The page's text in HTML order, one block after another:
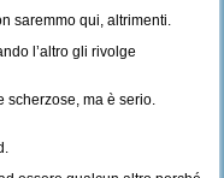
saremmo qui, altrimenti.
l’altro gli rivolge
scherzose, ma è serio.